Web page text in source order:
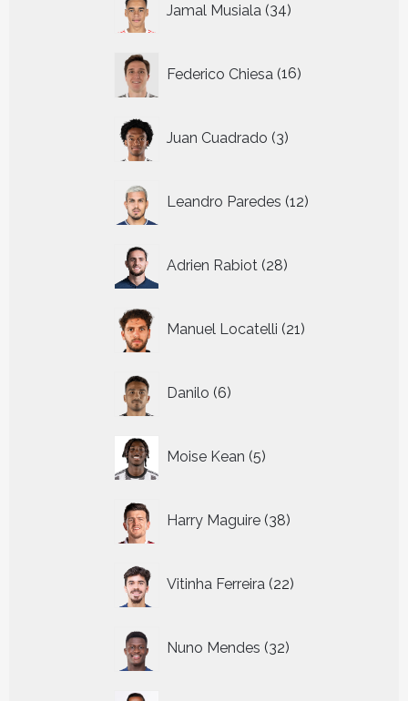
Jamal Musiala 34
producten
Federico Chiesa 16
producten
Juan Cuadrado 3
producten
Leandro Paredes 12
producten
Adrien Rabiot 28
producten
Manuel Locatelli 21
producten
Danilo 6
producten
Moise Kean 5
producten
Harry Maguire 38
producten
Vitinha Ferreira 22
producten
Nuno Mendes 32
producten